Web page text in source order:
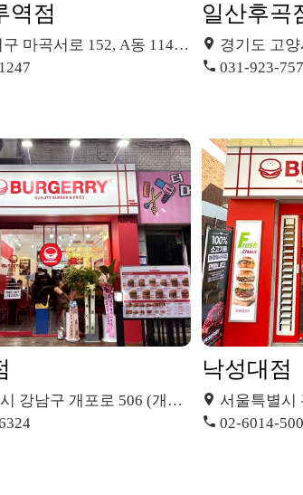
역점
로 152, A동 114호 (마곡동, 두산더랜드타워)
일산후곡
경기도 고양시 일산
031-923-
강남구 개포로 506 (개포동)
낙성대점
서울특별시 관
02-6014-